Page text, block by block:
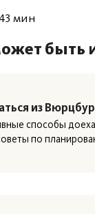
мин
быть
из
способы
по